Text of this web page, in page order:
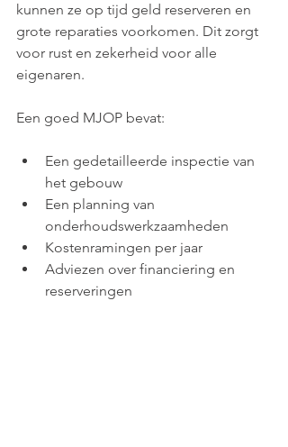
kunnen ze op tijd geld reserveren en
grote reparaties voorkomen. Dit zorgt
voor rust en zekerheid voor alle
eigenaren.
Een goed MJOP bevat:
Een gedetailleerde inspectie van
het gebouw
Een planning van
onderhoudswerkzaamheden
Kostenramingen per jaar
Adviezen over financiering en
reserveringen